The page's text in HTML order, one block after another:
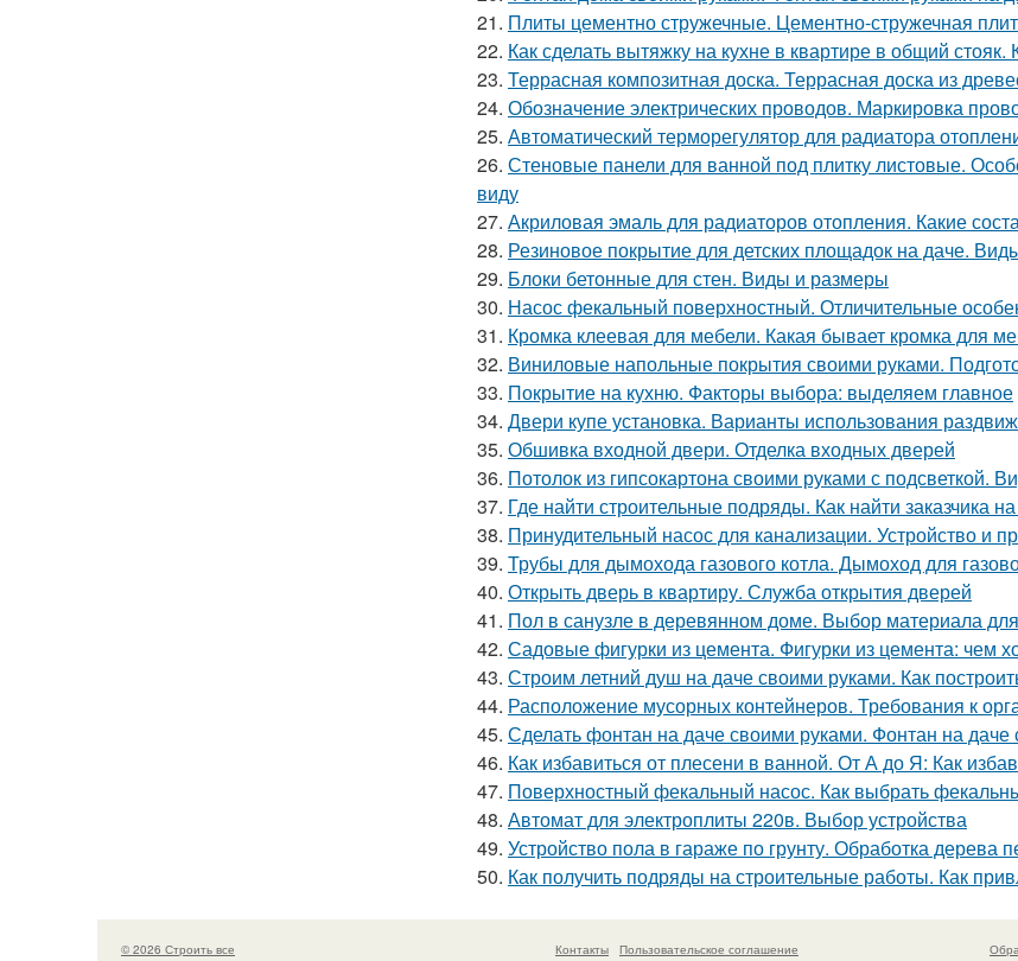
21. Плиты цементно стружечные. Цементно-стружечная
22. Как сделать вытяжку на кухне в квартире в общий
23. Террасная композитная доска. Террасная доска из
24. Обозначение электрических проводов. Маркировка
25. Автоматический терморегулятор для радиатора
26. Стеновые панели для ванной под плитку листовые.
виду
27. Акриловая эмаль для радиаторов отопления. Какие
28. Резиновое покрытие для детских площадок на даче.
29. Блоки бетонные для стен. Виды и размеры
30. Насос фекальный поверхностный. Отличительные
31. Кромка клеевая для мебели. Какая бывает кромка для
32. Виниловые напольные покрытия своими руками.
33. Покрытие на кухню. Факторы выбора: выделяем главное
34. Двери купе установка. Варианты использования
35. Обшивка входной двери. Отделка входных дверей
36. Потолок из гипсокартона своими руками с подсветкой.
37. Где найти строительные подряды. Как найти заказчика
38. Принудительный насос для канализации. Устройство и
39. Трубы для дымохода газового котла. Дымоход для
40. Открыть дверь в квартиру. Служба открытия дверей
41. Пол в санузле в деревянном доме. Выбор материала
42. Садовые фигурки из цемента. Фигурки из цемента: чем
43. Строим летний душ на даче своими руками. Как
44. Расположение мусорных контейнеров. Требования к
45. Сделать фонтан на даче своими руками. Фонтан на даче
46. Как избавиться от плесени в ванной. От А до Я: Как
47. Поверхностный фекальный насос. Как выбрать
48. Автомат для электроплиты 220в. Выбор устройства
49. Устройство пола в гараже по грунту. Обработка дерева
50. Как получить подряды на строительные работы. Как
© 2026 Строить все Контакты Пользовательское соглашение